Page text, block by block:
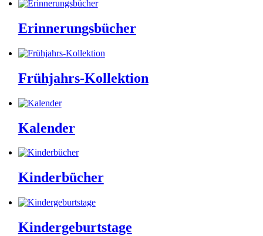
Erinnerungsbücher
Frühjahrs-Kollektion
Kalender
Kinderbücher
Kindergeburtstage